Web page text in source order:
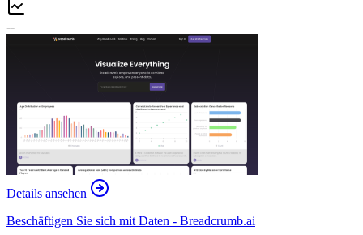
--
Details ansehen
Beschäftigen Sie sich mit Daten - Breadcrumb.ai